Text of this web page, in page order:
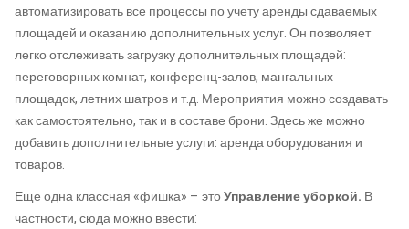
автоматизировать все процессы по учету аренды сдаваемых
площадей и оказанию дополнительных услуг. Он позволяет
легко отслеживать загрузку дополнительных площадей:
переговорных комнат, конференц-залов, мангальных
площадок, летних шатров и т.д. Мероприятия можно создавать
как самостоятельно, так и в составе брони. Здесь же можно
добавить дополнительные услуги: аренда оборудования и
товаров.
Еще одна классная «фишка» – этоУправление уборкой. В
частности, сюда можно ввести: